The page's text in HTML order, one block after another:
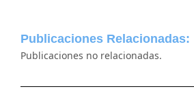
Publicaciones Relacionadas:
Publicaciones no relacionadas.